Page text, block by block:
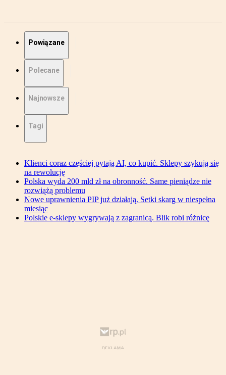
Powiązane
Polecane
Najnowsze
Tagi
Klienci coraz częściej pytają AI, co kupić. Sklepy szykują się
na rewolucję
Polska wyda 200 mld zł na obronność. Same pieniądze nie
rozwiążą problemu
Nowe uprawnienia PIP już działają. Setki skarg w niespełna
miesiąc
Polskie e-sklepy wygrywają z zagranicą. Blik robi różnicę